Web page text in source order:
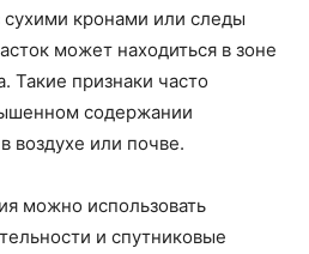
кронами или следы
может находиться в зоне
Такие признаки часто
содержании
воздухе или почве.
можно использовать
и спутниковые